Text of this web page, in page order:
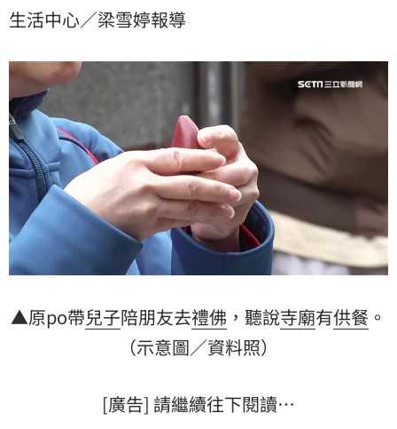
生活中心／梁雪婷報導
▲原po帶兒子陪朋友去禮佛 ，聽說寺廟有供餐 。
（示意圖／資料照）
[廣告] 請繼續往下閱讀…